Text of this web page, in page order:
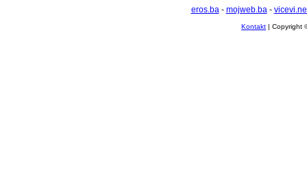
eros.ba- mojweb.ba-
Kontakt | Copyright